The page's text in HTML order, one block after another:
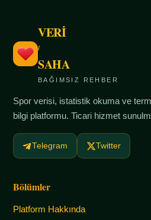
VERİ
/
SAHA
BAĞIMSIZ REHBER
Spor verisi, istatistik okuma ve
bilgi platformu. Ticari hizmet
Telegram Twitter
Bölümler
Platform Hakkında